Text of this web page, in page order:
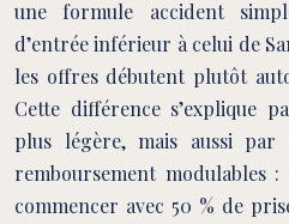
une formule accident
d’entrée inférieur à celui de
les offres débutent plutôt
Cette différence s’explique
plus légère, mais aussi
remboursement modulables
commencer avec 50 % de